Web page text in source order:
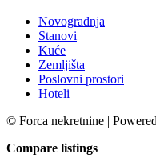
Novogradnja
Stanovi
Kuće
Zemljišta
Poslovni prostori
Hoteli
© Forca nekretnine |
Compare listings